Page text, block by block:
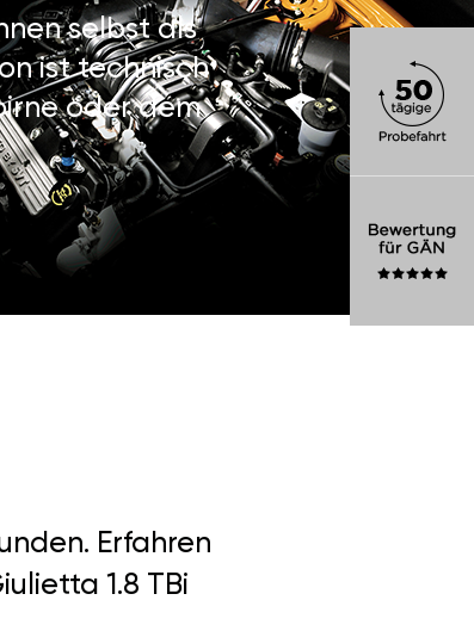
selbst als
ist technisch
oder dem
Erfahren
1.8 TBi